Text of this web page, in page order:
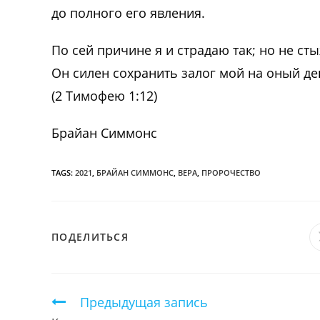
до полного его явления.
По сей причине я и страдаю так; но не
Он силен сохранить залог мой на оный
(2 Тимофею 1:12)
Брайан Симмонс
TAGS: 2021 БРАЙАН СИММОНС ВЕРА ПРОРОЧЕСТВО
ПОДЕЛИТЬСЯ
Продолжить
Предыдущая запись